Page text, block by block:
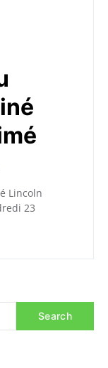
Lincoln
23
Search